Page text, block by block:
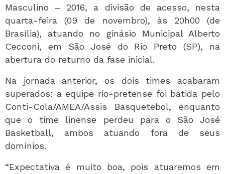
Masculino – 2016, a divisão de acesso, nesta
quarta-feira (09 de novembro), às 20h00 (de
Brasília), atuando no ginásio Municipal Alberto
Cecconi, em São José do Rio Preto (SP), na
abertura do returno da fase inicial.
Na jornada anterior, os dois times acabaram
superados: a equipe rio-pretense foi batida pelo
Conti-Cola/AMEA/Assis Basquetebol, enquanto
que o time linense perdeu para o São José
Basketball, ambos atuando fora de seus
domínios.
“Expectativa é muito boa, pois atuaremos em